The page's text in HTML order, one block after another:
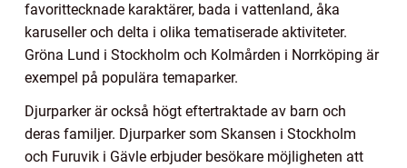
favorittecknade karaktärer, bada i vattenland, åka
karuseller och delta i olika tematiserade aktiviteter.
Gröna Lund i Stockholm och Kolmården i Norrköping är
exempel på populära temaparker.
Djurparker är också högt eftertraktade av barn och
deras familjer. Djurparker som Skansen i Stockholm
och Furuvik i Gävle erbjuder besökare möjligheten att